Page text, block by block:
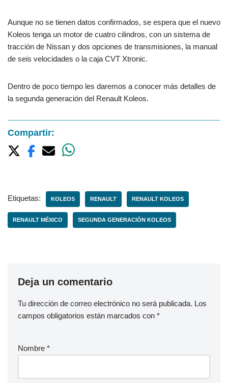
Aunque no se tienen datos confirmados, se espera que el nuevo
Koleos tenga un motor de cuatro cilindros, con un sistema de
tracción de Nissan y dos opciones de transmisiones, la manual
de seis velocidades o la caja CVT Xtronic.
Dentro de poco tiempo les daremos a conocer más detalles de
la segunda generación del Renault Koleos.
Compartir:
Etiquetas: KOLEOS RENAULT RENAULT KOLEOS
RENAULT MÉXICO SEGUNDA GENERACIÓN KOLEOS
Deja un comentario
Tu dirección de correo electrónico no será publicada. Los
campos obligatorios están marcados con *
Nombre *